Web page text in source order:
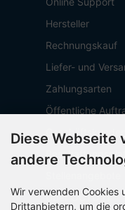
Hersteller
Rechnungskauf
Liefer- und
Zahlungsarten
Öffentliche
Geschäftskunden
Über OCTO IT
Diese Webseite
andere
Wir verwenden Cookies
Drittanbietern, um die